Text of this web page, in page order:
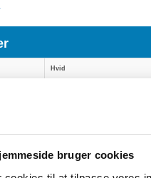
bruger cookies
Hvid